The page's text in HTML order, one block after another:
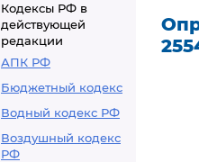
Кодексы РФ в
действующей
редакции
АПК РФ
Бюджетный кодекс
Водный кодекс РФ
Воздушный кодекс
РФ